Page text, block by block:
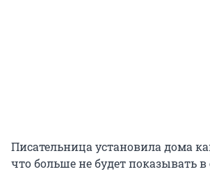
Писательница установила дома
что больше не будет показывать в